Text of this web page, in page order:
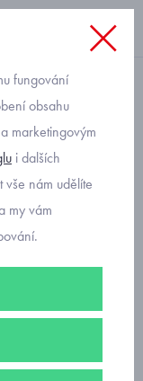
s
fungování
obsahu
marketingovým
i dalších
vše nám udělíte
my vám